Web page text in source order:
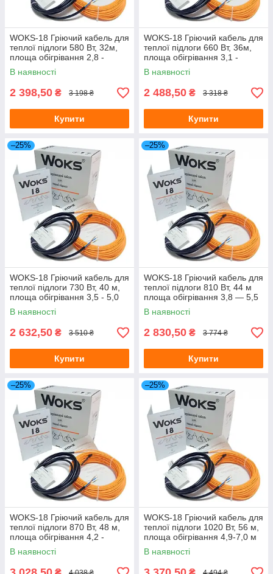
WOKS-18 Гріючий кабель для
теплої підлоги 580 Вт, 32м,
площа обігрівання 2,8 -
4,0 м.кв (Одескабель)
В наявності
2 398,50 ₴ 3 198 ₴
Купити
WOKS-18 Гріючий кабель для
теплої підлоги 660 Вт, 36м,
площа обігрівання 3,1 -
4,5 м.кв. (Одескабель)
В наявності
2 488,50 ₴ 3 318 ₴
Купити
–25%
WOKS-18 Гріючий кабель для
теплої підлоги 730 Вт, 40 м,
площа обігрівання 3,5 - 5,0
м.кв (Одескабель)
В наявності
2 632,50 ₴ 3 510 ₴
Купити
–25%
WOKS-18 Гріючий кабель для
теплої підлоги 810 Вт, 44 м
площа обігрівання 3,8 — 5,5
м. (Одескабель)
В наявності
2 830,50 ₴ 3 774 ₴
Купити
–25%
WOKS-18 Гріючий кабель для
теплої підлоги 870 Вт, 48 м,
площа обігрівання 4,2 -
6,0 м.кв. (Одескабель)
В наявності
–25%
WOKS-18 Гріючий кабель для
теплої підлоги 1020 Вт, 56 м,
площа обігрівання 4,9-7,0 м
кв. (Одескабель)
В наявності